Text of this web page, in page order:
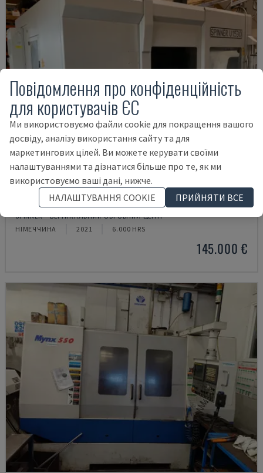
U5-1530
SPINNER - ВЕРТИКАЛЬНИЙ ОБРОБНИЙ ЦЕНТР
НІМЕЧЧИНА 2021 6.000 HRS
145.000 €
Повідомлення про конфіденційність
для користувачів ЄС
Ми використовуємо файли cookie для покращення вашого
досвіду, аналізу використання сайту та для
маркетингових цілей. Ви можете керувати своїми
налаштуваннями та дізнатися більше про те, як ми
використовуємо ваші дані, нижче.
НАЛАШТУВАННЯ COOKIE
ПРИЙНЯТИ ВСЕ